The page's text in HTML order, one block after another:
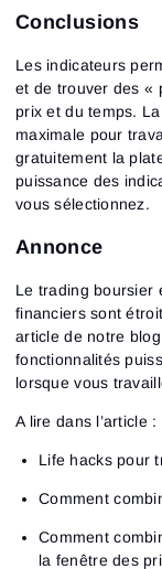
Conclusions
Les indicateurs
et de trouver des «
prix et du temps.
maximale pour
gratuitement la
puissance des
vous sélectionnez.
Annonce
Le trading boursier
financiers sont
article de notre
fonctionnalités
lorsque vous
A lire dans l’article :
Life hacks pour
Comment
Comment
la fenêtre des